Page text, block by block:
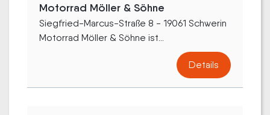
Motorrad Möller & Söhne
Siegfried-Marcus-Straße 8 - 19061 Schwerin
Motorrad Möller & Söhne ist...
Details